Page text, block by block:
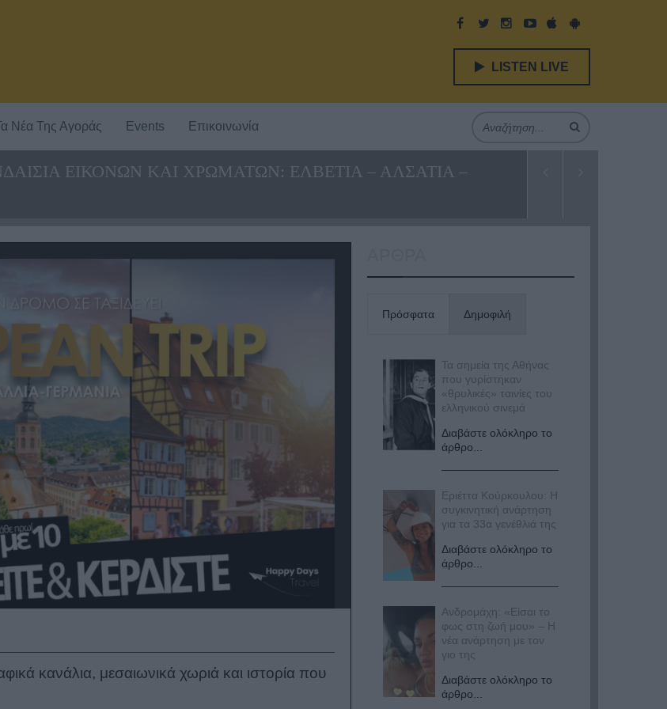
LISTEN LIVE
Νέα Της Αγοράς Events Επικοινωνία
ΕΙΚΟΝΩΝ ΚΑΙ ΧΡΩΜΑΤΩΝ: ΕΛΒΕΤΙΑ – ΑΛΣΑΤΙΑ –
κανάλια, μεσαιωνικά χωριά και ιστορία που
Πρόσφατα Δημοφιλή
Τα σημεία της Αθήνας
που γυρίστηκαν
«θρυλικές» ταινίες του
ελληνικού σινεμά
Διαβάστε ολόκληρο το
άρθρο...
Εριέττα Κούρκουλου: Η
συγκινητική ανάρτηση
για τα 33α γενέθλιά της
Διαβάστε ολόκληρο το
άρθρο...
Ανδρομάχη: «Είσαι το
φως στη ζωή μου» – Η
νέα ανάρτηση με τον
γιο της
Διαβάστε ολόκληρο το
άρθρο...